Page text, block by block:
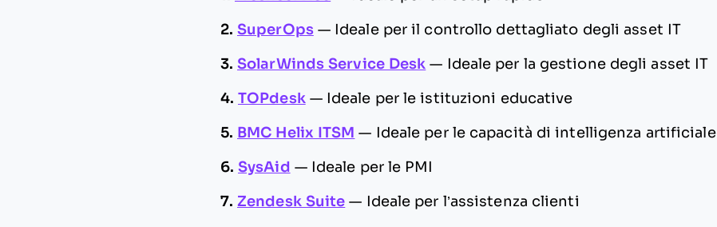
2. SuperOps — Ideale per il controllo dettagliato degli asset IT
3. SolarWinds Service Desk — Ideale per la gestione degli asset IT
4. TOPdesk — Ideale per le istituzioni educative
5. BMC Helix ITSM — Ideale per le capacità di intelligenza artificiale
6. SysAid — Ideale per le PMI
7. Zendesk Suite — Ideale per l’assistenza clienti